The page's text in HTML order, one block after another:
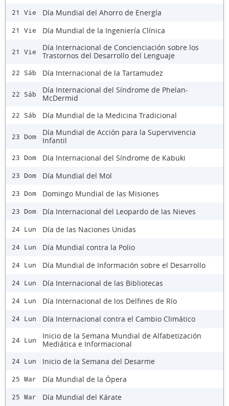
21 Vie Día Mundial del Ahorro de Energía
21 Vie Día Mundial de la Ingeniería Clínica
21 Vie
Día Internacional de Concienciación sobre los
Trastornos del Desarrollo del Lenguaje
22 Sáb Día Internacional de la Tartamudez
22 Sáb
Día Internacional del Síndrome de Phelan-
McDermid
22 Sáb Día Mundial de la Medicina Tradicional
23 Dom
Día Mundial de Acción para la Supervivencia
Infantil
23 Dom Día Internacional del Síndrome de Kabuki
23 Dom Día Mundial del Mol
23 Dom Domingo Mundial de las Misiones
23 Dom Día Internacional del Leopardo de las Nieves
24 Lun Día de las Naciones Unidas
24 Lun Día Mundial contra la Polio
24 Lun Día Mundial de Información sobre el Desarrollo
24 Lun Día Internacional de las Bibliotecas
24 Lun Día Internacional de los Delfines de Río
24 Lun Día Internacional contra el Cambio Climático
24 Lun
Inicio de la Semana Mundial de Alfabetización
Mediática e Informacional
24 Lun Inicio de la Semana del Desarme
25 Mar Día Mundial de la Ópera
25 Mar Día Mundial del Kárate